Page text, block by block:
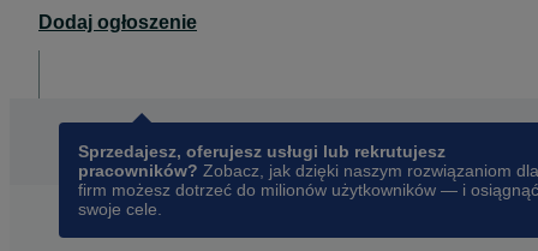
Dodaj ogłoszenie
Sprzedajesz, oferujesz usługi lub rekrutujesz
pracowników? Zobacz, jak dzięki naszym rozwiązaniom dla
firm możesz dotrzeć do milionów użytkowników — i osiągnąć
swoje cele.